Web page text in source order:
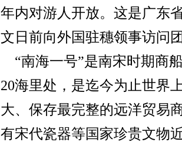
年内对游人开放。这是广东
文日前向外国驻穗领事访问
“南海一号”是南宋时期商
20海里处，是迄今为止世界
大、保存最完整的远洋贸易
有宋代瓷器等国家珍贵文物